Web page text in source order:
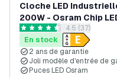
Cloche LED
200W - Osram Chip
90° - 110Lm/W - 4000K
IP65 - 2 ans de garantie
ouvrir le tiroir
4.5 étoiles de notation
4.5 (37)
En stock
2 ans de garantie
Joli modèle d'entrée de
Puces LED Osram